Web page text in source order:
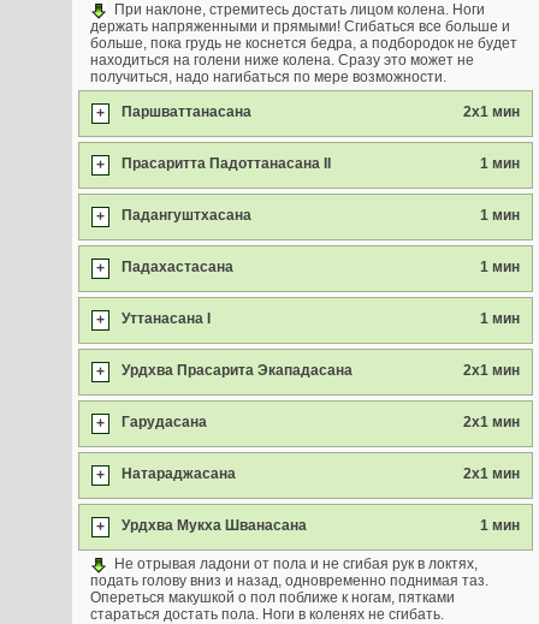
При наклоне, стремитесь достать лицом колена. Ноги
держать напряженными и прямыми! Сгибаться все больше и
больше, пока грудь не коснется бедра, а подбородок не будет
находиться на голени ниже колена. Сразу это может не
получиться, надо нагибаться по мере возможности.
+ Паршваттанасана 2х1 мин
+ Прасаритта Падоттанасана II 1 мин
+ Падангуштхасана 1 мин
+ Падахастасана 1 мин
+ Уттанасана I 1 мин
+ Урдхва Прасарита Экападасана 2х1 мин
+ Гарудасана 2х1 мин
+ Натараджасана 2х1 мин
+ Урдхва Мукха Шванасана 1 мин
Не отрывая ладони от пола и не сгибая рук в локтях,
подать голову вниз и назад, одновременно поднимая таз.
Опереться макушкой о пол поближе к ногам, пятками
стараться достать пола. Ноги в коленях не сгибать.